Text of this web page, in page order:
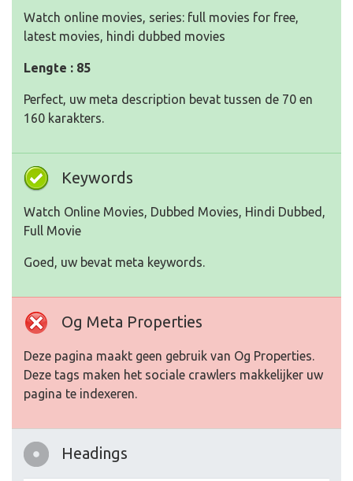
Watch online movies, series: full movies for free,
latest movies, hindi dubbed movies
Lengte : 85
Perfect, uw meta description bevat tussen de 70 en
160 karakters.
Keywords
Watch Online Movies, Dubbed Movies, Hindi Dubbed,
Full Movie
Goed, uw bevat meta keywords.
Og Meta Properties
Deze pagina maakt geen gebruik van Og Properties.
Deze tags maken het sociale crawlers makkelijker uw
pagina te indexeren.
Headings